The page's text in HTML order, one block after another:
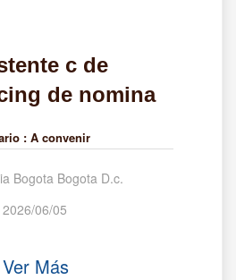
c de
de nomina
: A convenir
Bogota Bogota D.c.
2026/06/05
Ver Más